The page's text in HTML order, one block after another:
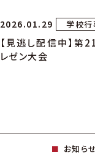
2026.01.29 学校行
【見逃し配信中】第
レゼン大会
お知らせ